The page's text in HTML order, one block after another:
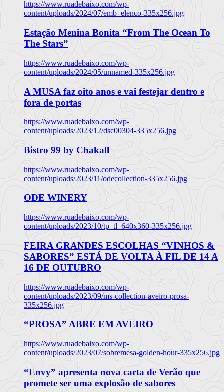
https://www.ruadebaixo.com/wp-
content/uploads/2024/07/emb_elenco-335x256.jpg
Estação Menina Bonita “From The Ocean To
The Stars”
https://www.ruadebaixo.com/wp-
content/uploads/2024/05/unnamed-335x256.jpg
A MUSA faz oito anos e vai festejar dentro e
fora de portas
https://www.ruadebaixo.com/wp-
content/uploads/2023/12/dsc00304-335x256.jpg
Bistro 99 by Chakall
https://www.ruadebaixo.com/wp-
content/uploads/2023/11/odecollection-335x256.jpg
ODE WINERY
https://www.ruadebaixo.com/wp-
content/uploads/2023/10/tp_tl_640x360-335x256.jpg
FEIRA GRANDES ESCOLHAS “VINHOS &
SABORES” ESTÁ DE VOLTA À FIL DE 14 A
16 DE OUTUBRO
https://www.ruadebaixo.com/wp-
content/uploads/2023/09/ms-collection-aveiro-prosa-
335x256.jpg
“PROSA” ABRE EM AVEIRO
https://www.ruadebaixo.com/wp-
content/uploads/2023/07/sobremesa-golden-hour-335x256.jpg
“Envy” apresenta nova carta de Verão que
promete ser uma explosão de sabores